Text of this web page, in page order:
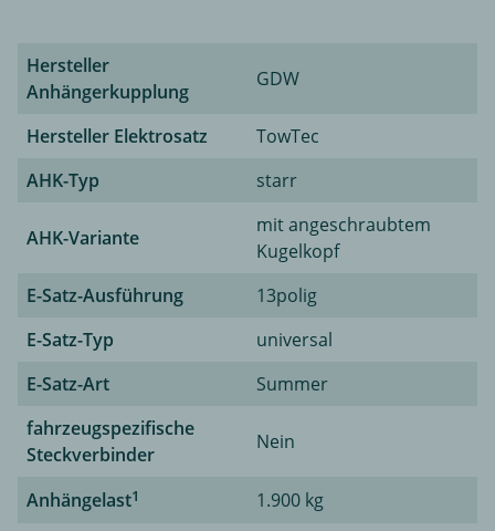
Hersteller
Anhängerkupplung
GDW
Hersteller Elektrosatz
TowTec
AHK-Typ
starr
AHK-Variante
mit angeschraubtem
Kugelkopf
E-Satz-Ausführung
13polig
E-Satz-Typ
universal
E-Satz-Art
Summer
fahrzeugspezifische
Steckverbinder
Nein
Anhängelast1
1.900 kg